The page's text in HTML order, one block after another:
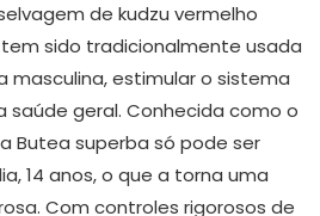
de kudzu vermelho
sido tradicionalmente usada
masculina, estimular o sistema
saúde geral. Conhecida como o
Butea superba só pode ser
14 anos, o que a torna uma
Com controles rigorosos de